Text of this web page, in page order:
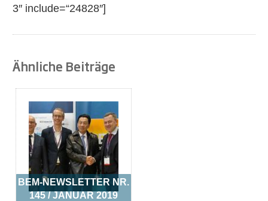
3″ include=“24828″]
Ähnliche Beiträge
BEM-NEWSLETTER NR.
145 / JANUAR 2019